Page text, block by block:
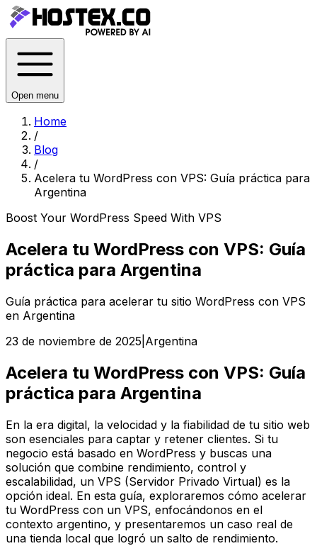
Open menu
Home
/
Blog
/
Acelera tu WordPress con VPS: Guía práctica para
Argentina
Boost Your WordPress Speed With VPS
Acelera tu WordPress con VPS: Guía
práctica para Argentina
Guía práctica para acelerar tu sitio WordPress con VPS
en Argentina
23 de noviembre de 2025 Argentina
Acelera tu WordPress con VPS: Guía
práctica para Argentina
En la era digital, la velocidad y la fiabilidad de tu sitio web
son esenciales para captar y retener clientes. Si tu
negocio está basado en WordPress y buscas una
solución que combine rendimiento, control y
escalabilidad, un VPS (Servidor Privado Virtual) es la
opción ideal. En esta guía, exploraremos cómo acelerar
tu WordPress con un VPS, enfocándonos en el
contexto argentino, y presentaremos un caso real de
una tienda local que logró un salto de rendimiento.